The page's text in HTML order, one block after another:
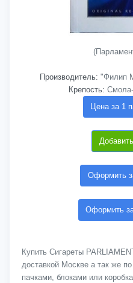
Производитель: "Филип
Крепость:
Цена за 1
Оформить
Оформить
Купить Сигареты
доставкой Москве а так же
пачками, блоками или